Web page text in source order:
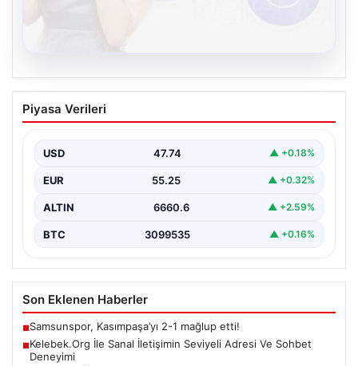
Kelebek.Org İle Sanal İletişimin Seviyeli
Adresi Ve Sohbet Deneyimi
kurması büyük bir önem ifade etmektedir. Güncel…
Piyasa Verileri
USD 47.74 ▲ +0.18%
EUR 55.25 ▲ +0.32%
ALTIN 6660.6 ▲ +2.59%
BTC 3099535 ▲ +0.16%
Son Eklenen Haberler
■Samsunspor, Kasımpaşa’yı 2-1 mağlup etti!
■Kelebek.Org İle Sanal İletişimin Seviyeli Adresi Ve Sohbet
Deneyimi